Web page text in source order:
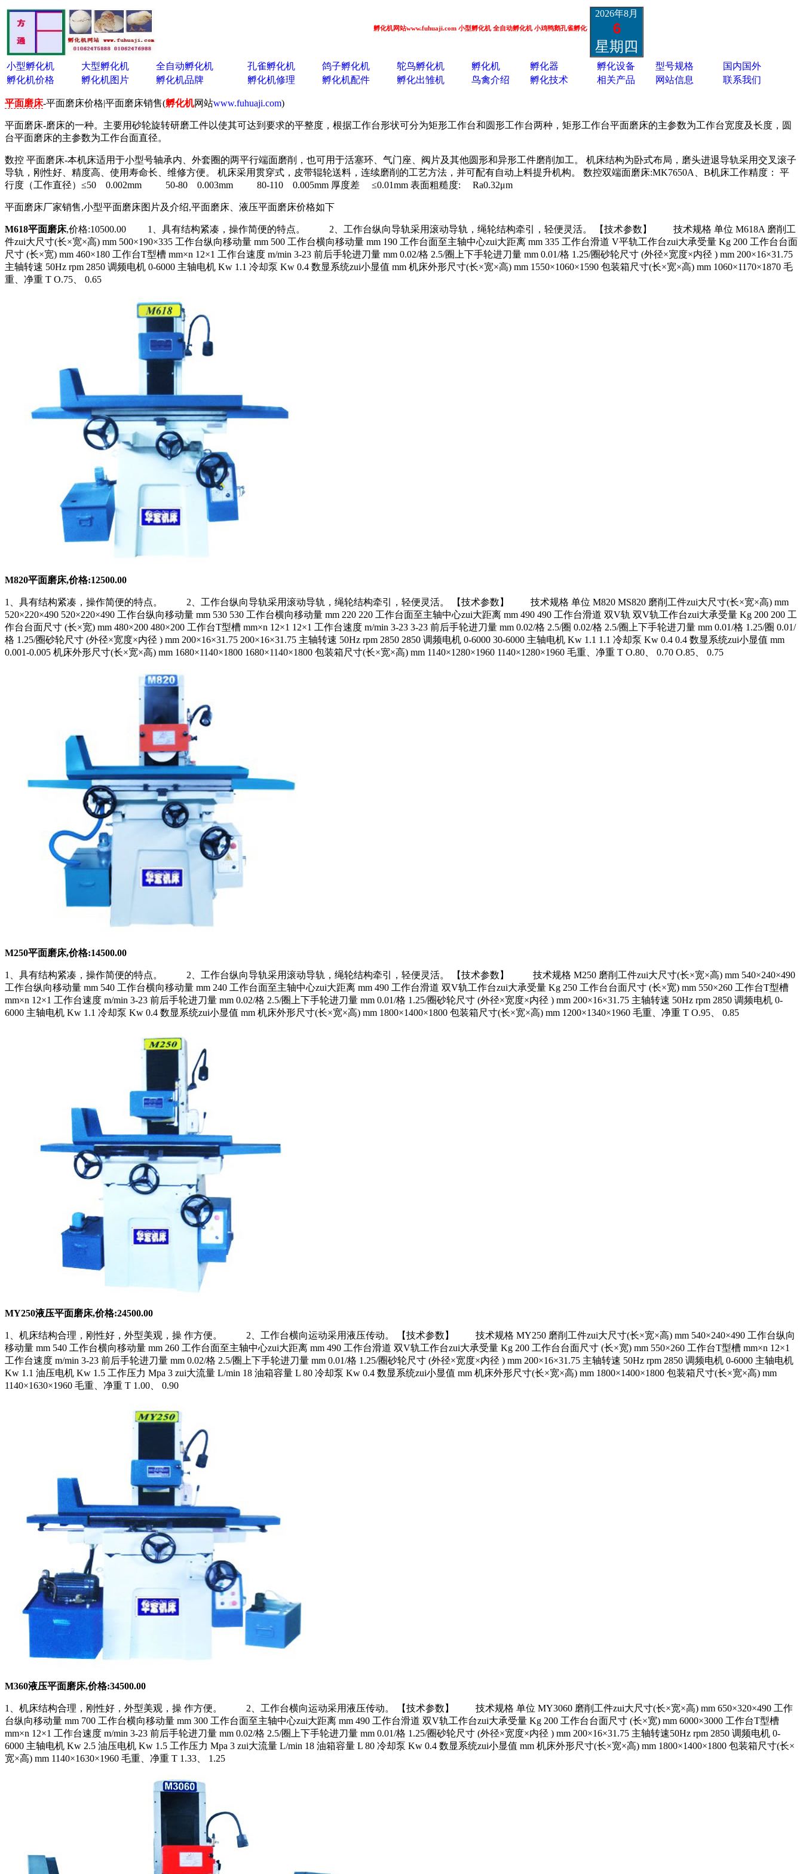
孵化机网站www.fuhuaji.com 小型孵化机 全自动孵化机 小鸡鸭鹅孔雀孵化机 鸵鸟黑天鹅孵化机 蛋类胚胎疫苗孵化机 13801337988
2026年8月
6
星期四
小型孵化机 大型孵化机 全自动孵化机 孔雀孵化机 鸽子孵化机 鸵鸟孵化机 孵化机 孵化器 孵化设备 型号规格
国内国外
孵化机价格
孵化机图片 孵化机品牌 孵化机修理 孵化机配件 孵化出雏机 鸟禽介绍 孵化技术 相关产品 网站信息 联系我们
平面磨床-平面磨床价格|平面磨床销售(孵化机网站www.fuhuaji.com)
平面磨床-磨床的一种。主要用砂轮旋转研磨工件以使其可达到要求的平整度，根据工作台形状可分为矩形工作台和圆形工作台两种，矩形工作台平面磨床的主参数为工作台宽度及长度，圆
台平面磨床的主参数为工作台面直径。
数控 平面磨床-本机床适用于小型号轴承内、外套圈的两平行端面磨削，也可用于活塞环、气门座、阀片及其他圆形和异形工件磨削加工。 机床结构为卧式布局，磨头进退导轨采用交叉滚子
导轨，刚性好、精度高、使用寿命长、维修方便。 机床采用贯穿式，皮带辊轮送料，连续磨削的工艺方法，并可配有自动上料提升机构。 数控双端面磨床:MK7650A、B机床工作精度： 平
行度（工作直径）≤50 0.002mm 50-80 0.003mm 80-110 0.005mm 厚度差 ≤0.01mm 表面粗糙度: Ra0.32μm
平面磨床厂家销售,小型平面磨床图片及介绍,平面磨床、液压平面磨床价格如下
M618平面磨床,价格:10500.00 1、具有结构紧凑，操作简便的特点。 2、工作台纵向导轨采用滚动导轨，绳轮结构牵引，轻便灵活。 【技术参数】 技术规格 单位 M618A 磨削工
件zui大尺寸(长×宽×高) mm 500×190×335 工作台纵向移动量 mm 500 工作台横向移动量 mm 190 工作台面至主轴中心zui大距离 mm 335 工作台滑道 V平轨工作台zui大承受量 Kg 200 工作台台面
尺寸 (长×宽) mm 460×180 工作台T型槽 mm×n 12×1 工作台速度 m/min 3-23 前后手轮进刀量 mm 0.02/格 2.5/圈上下手轮进刀量 mm 0.01/格 1.25/圈砂轮尺寸 (外径×宽度×内径 ) mm 200×16×31.75
主轴转速 50Hz rpm 2850 调频电机 0-6000 主轴电机 Kw 1.1 冷却泵 Kw 0.4 数显系统zui小显值 mm 机床外形尺寸(长×宽×高) mm 1550×1060×1590 包装箱尺寸(长×宽×高) mm 1060×1170×1870 毛
重、净重 T O.75、 0.65
M820平面磨床,价格:12500.00
1、具有结构紧凑，操作简便的特点。 2、工作台纵向导轨采用滚动导轨，绳轮结构牵引，轻便灵活。 【技术参数】 技术规格 单位 M820 MS820 磨削工件zui大尺寸(长×宽×高) mm
520×220×490 520×220×490 工作台纵向移动量 mm 530 530 工作台横向移动量 mm 220 220 工作台面至主轴中心zui大距离 mm 490 490 工作台滑道 双V轨 双V轨工作台zui大承受量 Kg 200 200 工
作台台面尺寸 (长×宽) mm 480×200 480×200 工作台T型槽 mm×n 12×1 12×1 工作台速度 m/min 3-23 3-23 前后手轮进刀量 mm 0.02/格 2.5/圈 0.02/格 2.5/圈上下手轮进刀量 mm 0.01/格 1.25/圈 0.01/
格 1.25/圈砂轮尺寸 (外径×宽度×内径 ) mm 200×16×31.75 200×16×31.75 主轴转速 50Hz rpm 2850 2850 调频电机 0-6000 30-6000 主轴电机 Kw 1.1 1.1 冷却泵 Kw 0.4 0.4 数显系统zui小显值 mm
0.001-0.005 机床外形尺寸(长×宽×高) mm 1680×1140×1800 1680×1140×1800 包装箱尺寸(长×宽×高) mm 1140×1280×1960 1140×1280×1960 毛重、净重 T O.80、 0.70 O.85、 0.75
M250平面磨床,价格:14500.00
1、具有结构紧凑，操作简便的特点。 2、工作台纵向导轨采用滚动导轨，绳轮结构牵引，轻便灵活。 【技术参数】 技术规格 M250 磨削工件zui大尺寸(长×宽×高) mm 540×240×490
工作台纵向移动量 mm 540 工作台横向移动量 mm 240 工作台面至主轴中心zui大距离 mm 490 工作台滑道 双V轨工作台zui大承受量 Kg 250 工作台台面尺寸 (长×宽) mm 550×260 工作台T型槽
mm×n 12×1 工作台速度 m/min 3-23 前后手轮进刀量 mm 0.02/格 2.5/圈上下手轮进刀量 mm 0.01/格 1.25/圈砂轮尺寸 (外径×宽度×内径 ) mm 200×16×31.75 主轴转速 50Hz rpm 2850 调频电机 0-
6000 主轴电机 Kw 1.1 冷却泵 Kw 0.4 数显系统zui小显值 mm 机床外形尺寸(长×宽×高) mm 1800×1400×1800 包装箱尺寸(长×宽×高) mm 1200×1340×1960 毛重、净重 T O.95、 0.85
MY250液压平面磨床,价格:24500.00
1、机床结构合理，刚性好，外型美观，操 作方便。 2、工作台横向运动采用液压传动。 【技术参数】 技术规格 MY250 磨削工件zui大尺寸(长×宽×高) mm 540×240×490 工作台纵向
移动量 mm 540 工作台横向移动量 mm 260 工作台面至主轴中心zui大距离 mm 490 工作台滑道 双V轨工作台zui大承受量 Kg 200 工作台台面尺寸 (长×宽) mm 550×260 工作台T型槽 mm×n 12×1
工作台速度 m/min 3-23 前后手轮进刀量 mm 0.02/格 2.5/圈上下手轮进刀量 mm 0.01/格 1.25/圈砂轮尺寸 (外径×宽度×内径 ) mm 200×16×31.75 主轴转速 50Hz rpm 2850 调频电机 0-6000 主轴电机
Kw 1.1 油压电机 Kw 1.5 工作压力 Mpa 3 zui大流量 L/min 18 油箱容量 L 80 冷却泵 Kw 0.4 数显系统zui小显值 mm 机床外形尺寸(长×宽×高) mm 1800×1400×1800 包装箱尺寸(长×宽×高) mm
1140×1630×1960 毛重、净重 T 1.00、 0.90
M360液压平面磨床,价格:34500.00
1、机床结构合理，刚性好，外型美观，操 作方便。 2、工作台横向运动采用液压传动。 【技术参数】 技术规格 单位 MY3060 磨削工件zui大尺寸(长×宽×高) mm 650×320×490 工作
台纵向移动量 mm 700 工作台横向移动量 mm 300 工作台面至主轴中心zui大距离 mm 490 工作台滑道 双V轨工作台zui大承受量 Kg 200 工作台台面尺寸 (长×宽) mm 6000×3000 工作台T型槽
mm×n 12×1 工作台速度 m/min 3-23 前后手轮进刀量 mm 0.02/格 2.5/圈上下手轮进刀量 mm 0.01/格 1.25/圈砂轮尺寸 (外径×宽度×内径 ) mm 200×16×31.75 主轴转速50Hz rpm 2850 调频电机 0-
6000 主轴电机 Kw 2.5 油压电机 Kw 1.5 工作压力 Mpa 3 zui大流量 L/min 18 油箱容量 L 80 冷却泵 Kw 0.4 数显系统zui小显值 mm 机床外形尺寸(长×宽×高) mm 1800×1400×1800 包装箱尺寸(长×
宽×高) mm 1140×1630×1960 毛重、净重 T 1.33、 1.25